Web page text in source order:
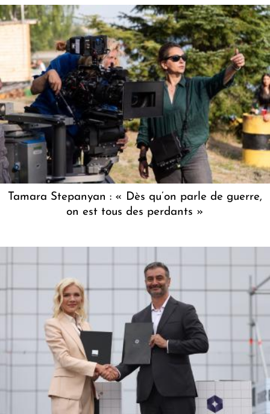
Tamara Stepanyan : « Dès qu’on parle de guerre,
on est tous des perdants »